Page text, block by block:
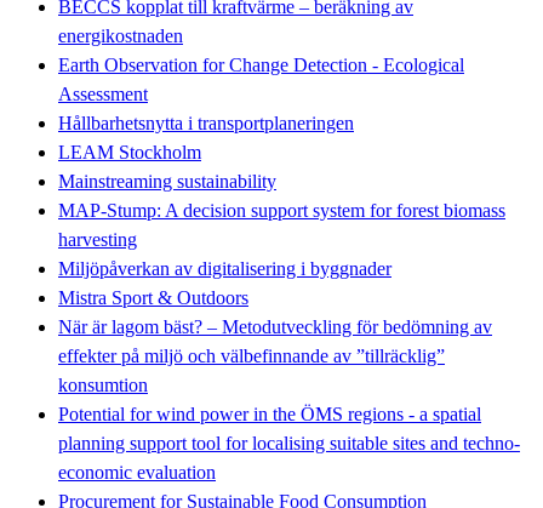
BECCS kopplat till kraftvärme – beräkning av
energikostnaden
Earth Observation for Change Detection - Ecological
Assessment
Hållbarhetsnytta i transportplaneringen
LEAM Stockholm
Mainstreaming sustainability
MAP-Stump: A decision support system for forest biomass
harvesting
Miljöpåverkan av digitalisering i byggnader
Mistra Sport & Outdoors
När är lagom bäst? – Metodutveckling för bedömning av
effekter på miljö och välbefinnande av ”tillräcklig”
konsumtion
Potential for wind power in the ÖMS regions - a spatial
planning support tool for localising suitable sites and techno-
economic evaluation
Procurement for Sustainable Food Consumption